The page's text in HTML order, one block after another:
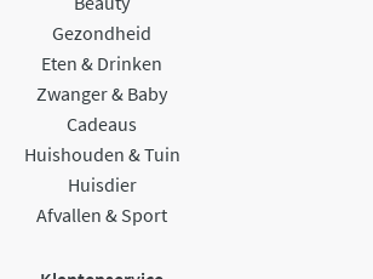
Gezondheid
Eten & Drinken
Zwanger & Baby
Cadeaus
Huishouden & Tuin
Huisdier
Afvallen & Sport